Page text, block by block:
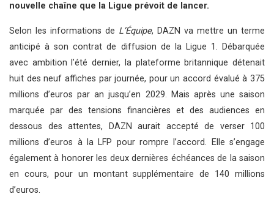
nouvelle chaîne que la Ligue prévoit de lancer.
Selon les informations de L’Équipe, DAZN va mettre un terme
anticipé à son contrat de diffusion de la Ligue 1. Débarquée
avec ambition l’été dernier, la plateforme britannique détenait
huit des neuf affiches par journée, pour un accord évalué à 375
millions d’euros par an jusqu’en 2029. Mais après une saison
marquée par des tensions financières et des audiences en
dessous des attentes, DAZN aurait accepté de verser 100
millions d’euros à la LFP pour rompre l’accord. Elle s’engage
également à honorer les deux dernières échéances de la saison
en cours, pour un montant supplémentaire de 140 millions
d’euros.